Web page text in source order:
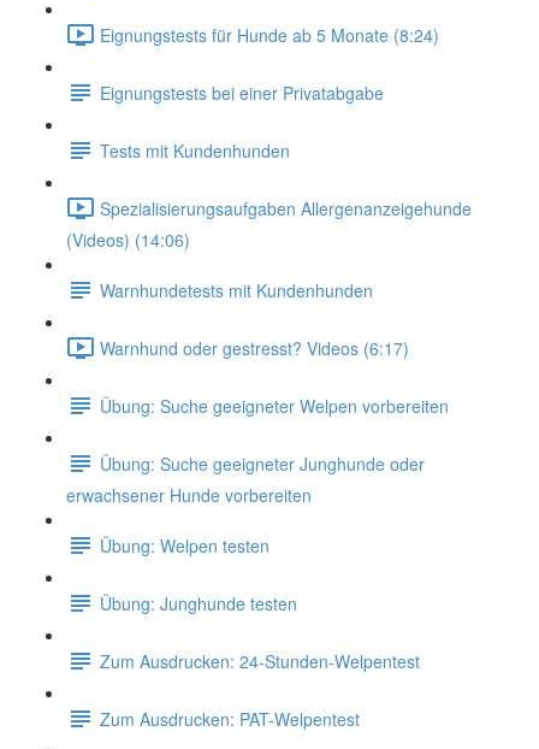
Eignungstests für Hunde ab 5 Monate (8:24)
Eignungstests bei einer Privatabgabe
Tests mit Kundenhunden
Spezialisierungsaufgaben Allergenanzeigehunde
(Videos) (14:06)
Warnhundetests mit Kundenhunden
Warnhund oder gestresst? Videos (6:17)
Übung: Suche geeigneter Welpen vorbereiten
Übung: Suche geeigneter Junghunde oder
erwachsener Hunde vorbereiten
Übung: Welpen testen
Übung: Junghunde testen
Zum Ausdrucken: 24-Stunden-Welpentest
Zum Ausdrucken: PAT-Welpentest